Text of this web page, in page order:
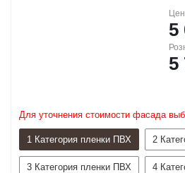
5
5
Для уточнения стоимости фасада
1 Категория пленки ПВХ 2
3 Категория пленки ПВХ 4